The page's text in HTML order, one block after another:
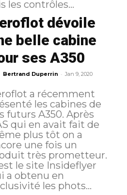
les contrôles...
dévoile
belle cabine
ses A350
Bertrand Duperrin - Jan 9, 2020
a récemment
les cabines de
futurs A350. Après
qui en avait fait de
plus tôt on a
une fois un
très prometteur.
le site Insideflyer
a obtenu en
les phots...